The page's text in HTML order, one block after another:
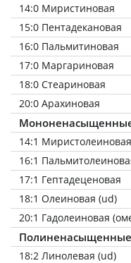
14:0 Миристиновая
15:0 Пентадекановая
16:0 Пальмитиновая
17:0 Маргариновая
18:0 Стеариновая
20:0 Арахиновая
14:1 Миристолеиновая
16:1
17:1 Гептадеценовая
18:1 Олеиновая (ud)
20:1 Гадолеиновая
18:2 Линолевая (ud)